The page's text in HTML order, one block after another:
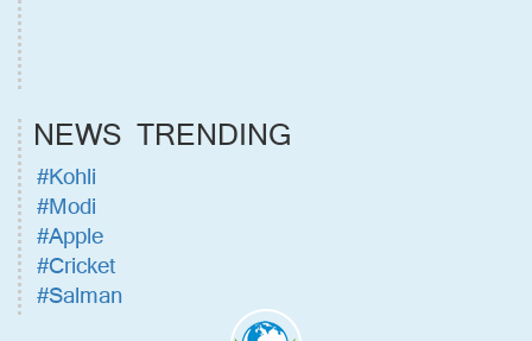
NEWS TRENDING
#Kohli
#Modi
#Apple
#Cricket
#Salman